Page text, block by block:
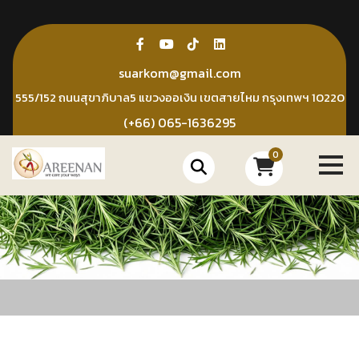
content
suarkom@gmail.com
555/152 ถนนสุขาภิบาล5 แขวงออเงิน เขตสายไหม กรุงเทพฯ 10220
(+66) 065-1636295
0